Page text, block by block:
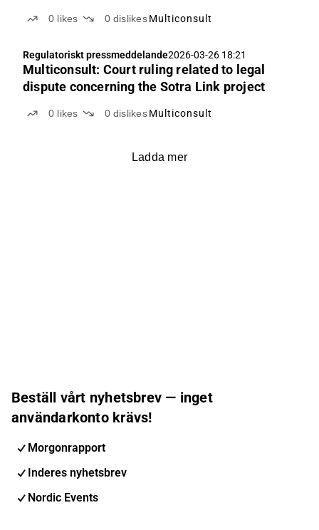
0 likes 0 dislikes Multiconsult
Regulatoriskt pressmeddelande2026-03-26 18:21
Multiconsult: Court ruling related to legal
dispute concerning the Sotra Link project
0 likes 0 dislikes Multiconsult
Ladda mer
Beställ vårt nyhetsbrev — inget
användarkonto krävs!
Morgonrapport
Inderes nyhetsbrev
Nordic Events